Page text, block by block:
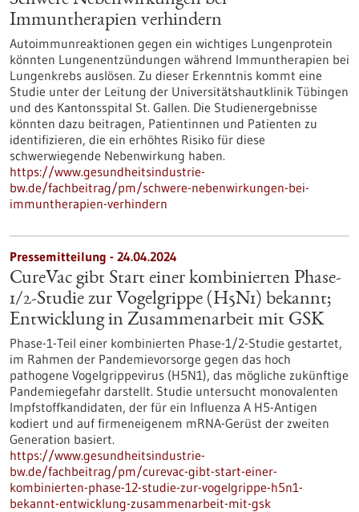
Immuntherapien verhindern
Autoimmunreaktionen gegen ein wichtiges Lungenprotein
könnten Lungenentzündungen während Immuntherapien bei
Lungenkrebs auslösen. Zu dieser Erkenntnis kommt eine
Studie unter der Leitung der Universitätshautklinik Tübingen
und des Kantonsspital St. Gallen. Die Studienergebnisse
könnten dazu beitragen, Patientinnen und Patienten zu
identifizieren, die ein erhöhtes Risiko für diese
schwerwiegende Nebenwirkung haben.
https://www.gesundheitsindustrie-
bw.de/fachbeitrag/pm/schwere-nebenwirkungen-bei-
immuntherapien-verhindern
Pressemitteilung - 24.04.2024
CureVac gibt Start einer kombinierten Phase-
1/2-Studie zur Vogelgrippe (H5N1) bekannt;
Entwicklung in Zusammenarbeit mit GSK
Phase-1-Teil einer kombinierten Phase-1/2-Studie gestartet,
im Rahmen der Pandemievorsorge gegen das hoch
pathogene Vogelgrippevirus (H5N1), das mögliche zukünftige
Pandemiegefahr darstellt. Studie untersucht monovalenten
Impfstoffkandidaten, der für ein Influenza A H5-Antigen
kodiert und auf firmeneigenem mRNA-Gerüst der zweiten
Generation basiert.
https://www.gesundheitsindustrie-
bw.de/fachbeitrag/pm/curevac-gibt-start-einer-
kombinierten-phase-12-studie-zur-vogelgrippe-h5n1-
bekannt-entwicklung-zusammenarbeit-mit-gsk